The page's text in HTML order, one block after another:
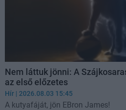
Nem láttuk jönni: A
az első előzetes
Hír | 2026.08.03 15:45
A kutyafáját, jön EBron James!